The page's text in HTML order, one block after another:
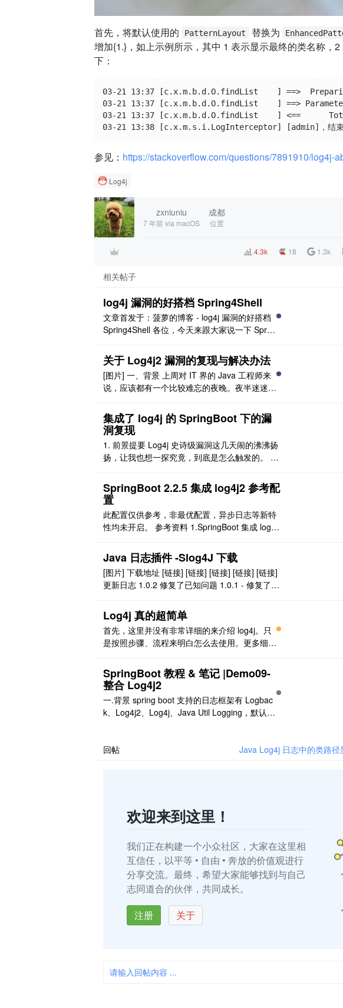
首先，将默认使用的 PatternLayout 替换为
增加{1.}，如上示例所示，其中 1 表示显示最终的类名称，
下：
03-21 13:37 [c.x.m.b.d.O.findList    ] ==>
03-21 13:37 [c.x.m.b.d.O.findList    ] ==>
03-21 13:37 [c.x.m.b.d.O.findList    ] <==
参见： https://stackoverflow.com/questions/7891910/log4j-
Log4j
zxniuniu
7 年前via macOS
成都
位置
4.3k 18 1.3k
相关帖子
log4j 漏洞的好搭档 Spring4Shell
文章首发于：菠萝的博客 - log4j 漏洞的好搭档
Spring4Shell 各位，今天来跟大家说一下 Sprin
过，但是！它其实也有前世今生的，并不是突然
的出现。 [图片] 1. 漏洞的前世今生 1.1 曾经的
名字：CVE-2010-1622 这个漏洞在 2010 ..
关于 Log4j2 漏洞的复现与解决办法
[图片] 一、背景 上周对 IT 界的 Java 工程师来
说，应该都有一个比较难忘的夜晚。夜半迷迷糊
的版本，修复安全漏洞。What？来不及…就投
入了战斗。尤其大厂的 Java 工程师更是快忙疯
了。只因 apache log4j 爆出史诗级安全漏洞。
不过本人因为公司项目使 ..
集成了 log4j 的 SpringBoot 下的漏
洞复现
1. 前景提要 Log4j 史诗级漏洞这几天闹的沸沸扬
扬，让我也想一探究竟，到底是怎么触发的。 2.
ring 官网的指引，创建一个 springboot 项目，然
后对 pom 文件进行一个修改 org.springframewo
rk.boot sp ..
SpringBoot 2.2.5 集成 log4j2 参考配
置
此配置仅供参考，非最优配置，异步日志等新特
性均未开启。 参考资料 1.SpringBoot 集成 log4j
n.net/weixin_43301156/article/details/89326975
2.SpringBoot 集成 log4j2 附完整配 ..
Java 日志插件 -Slog4J 下载
[图片] 下载地址 [链接] [链接] [链接] [链接] [链接]
更新日志 1.0.2 修复了已知问题 1.0.1 - 修复了本
欢迎评论反馈！ [链接]
Log4j 真的超简单
首先，这里并没有非常详细的来介绍 log4j。只
是按照步骤、流程来明白怎么去使用。更多细节
是一款功能强大的日志组件，来源于遵守开源精
神的 apache 组织。[链接]。 它有三个重要的组
件 记录器(Loggers)：指定日志输出级别。如果
代码中使用的级别 ..
SpringBoot 教程 & 笔记 |Demo09-
整合 Log4j2
一.背景 spring boot 支持的日志框架有 Logbac
k、Log4j2、Log4j、Java Util Logging，默认使
日志框架。 二.集成 Log4j2 2.1 添加依赖 引入
回帖 Java Log4j 日志中的类路径
欢迎来到这里！
我们正在构建一个小众社区，大家在这里相
互信任，以平等 • 自由 • 奔放的价值观进行
分享交流。最终，希望大家能够找到与自己
志同道合的伙伴，共同成长。
注册
关于
请输入回帖内容 ...